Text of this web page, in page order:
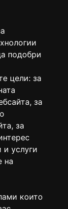
подобри
цели: за
, за
, за
услуги
на
които